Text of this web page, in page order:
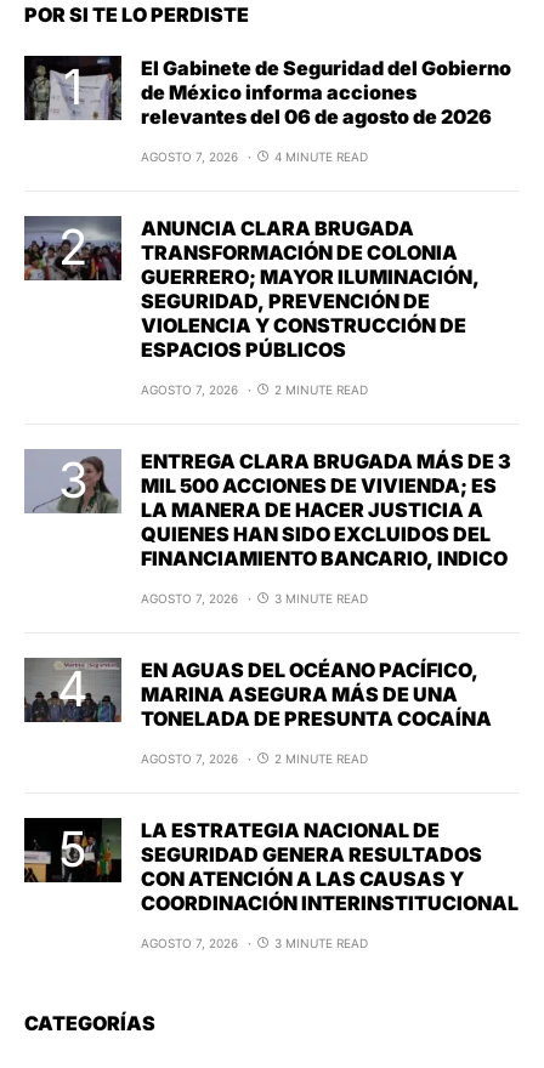
POR SI TE LO PERDISTE
El Gabinete de Seguridad del Gobierno
de México informa acciones
relevantes del 06 de agosto de 2026
AGOSTO 7, 2026 4 MINUTE READ
ANUNCIA CLARA BRUGADA
TRANSFORMACIÓN DE COLONIA
GUERRERO; MAYOR ILUMINACIÓN,
SEGURIDAD, PREVENCIÓN DE
VIOLENCIA Y CONSTRUCCIÓN DE
ESPACIOS PÚBLICOS
AGOSTO 7, 2026 2 MINUTE READ
ENTREGA CLARA BRUGADA MÁS DE 3
MIL 500 ACCIONES DE VIVIENDA; ES
LA MANERA DE HACER JUSTICIA A
QUIENES HAN SIDO EXCLUIDOS DEL
FINANCIAMIENTO BANCARIO, INDICO
AGOSTO 7, 2026 3 MINUTE READ
EN AGUAS DEL OCÉANO PACÍFICO,
MARINA ASEGURA MÁS DE UNA
TONELADA DE PRESUNTA COCAÍNA
AGOSTO 7, 2026 2 MINUTE READ
LA ESTRATEGIA NACIONAL DE
SEGURIDAD GENERA RESULTADOS
CON ATENCIÓN A LAS CAUSAS Y
COORDINACIÓN INTERINSTITUCIONAL
AGOSTO 7, 2026 3 MINUTE READ
CATEGORÍAS